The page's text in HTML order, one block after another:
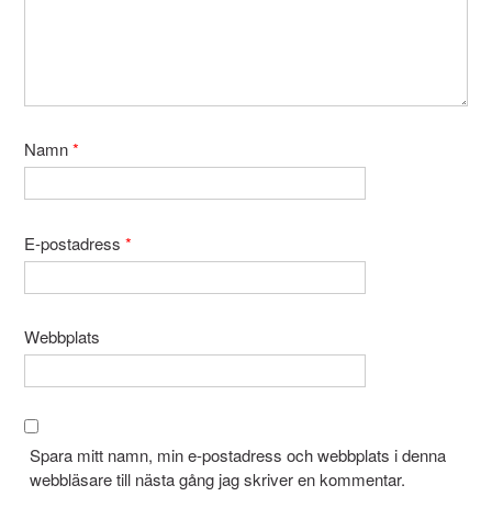
Namn*
E-postadress *
Webbplats
Spara mitt namn, min e-postadress och webbplats i denna
webbläsare till nästa gång jag skriver en kommentar.